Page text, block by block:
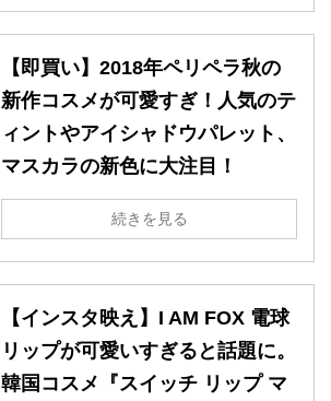
【即買い】2018年ペリペラ秋の
新作コスメが可愛すぎ！人気のテ
ィントやアイシャドウパレット、
マスカラの新色に大注目！
続きを見る
【インスタ映え】I AM FOX 電球
リップが可愛いすぎると話題に。
韓国コスメ『スイッチ リップ マ